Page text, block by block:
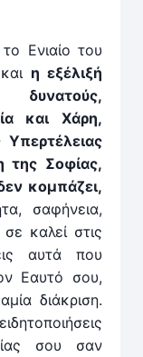
Ενιαίο του
η εξέλιξή
δυνατούς,
και Χάρη,
της Σοφίας,
κομπάζει,
σαφήνεια,
καλεί στις
αυτά που
Εαυτό σου,
διάκριση.
σου σαν